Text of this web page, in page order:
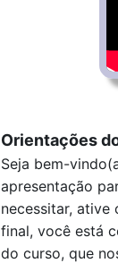
Orientações
Seja bem-
apresentação
necessitar, ative
final, você está
do curso, que